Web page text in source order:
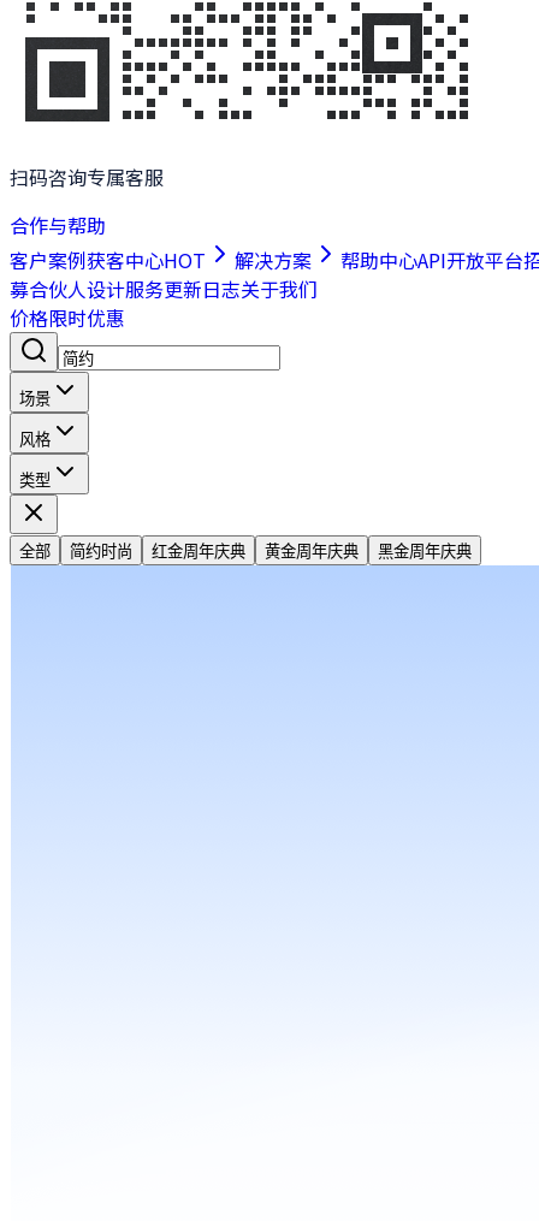
扫码咨询专属客服
合作与帮助
客户案例获客中心HOT 解决方案 帮助中心API开放平台
募合伙人设计服务更新日志关于我们
价格限时优惠
场景
风格
类型
全部 简约时尚 红金周年庆典 黄金周年庆典 黑金周年庆典